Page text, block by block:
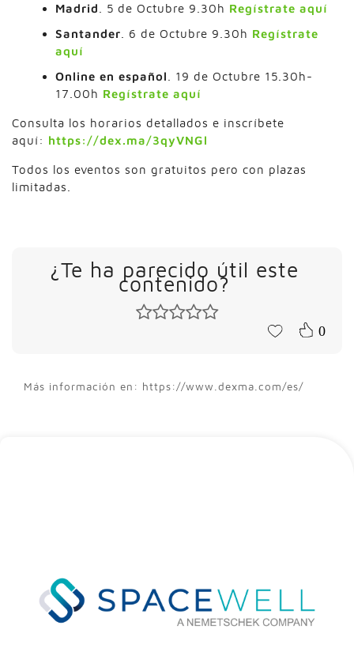
Madrid
. 5 de Octubre 9.30h Regístrate aquí
Santander . 6 de Octubre 9.30h Regístrate
aquí
Online en español
. 19 de Octubre 15.30h-
17.00h Regístrate aquí
Consulta los horarios detallados e inscríbete
aquí: https://dex.ma/3qyVNGl
Todos los eventos son gratuitos pero con plazas
limitadas.
¿Te ha parecido útil este
contenido?
0
Más información en: https://www.dexma.com/es/